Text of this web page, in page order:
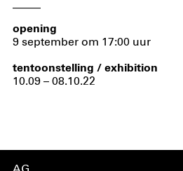
opening
9 september om 17:00 uur
tentoonstelling / exhibition
10.09 – 08.10.22